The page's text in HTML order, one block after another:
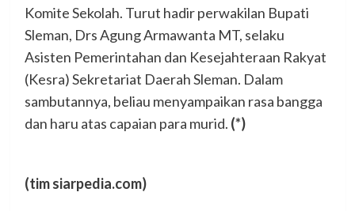
Komite Sekolah. Turut hadir perwakilan Bupati
Sleman, Drs Agung Armawanta MT, selaku
Asisten Pemerintahan dan Kesejahteraan Rakyat
(Kesra) Sekretariat Daerah Sleman. Dalam
sambutannya, beliau menyampaikan rasa bangga
dan haru atas capaian para murid. (*)
(tim siarpedia.com)